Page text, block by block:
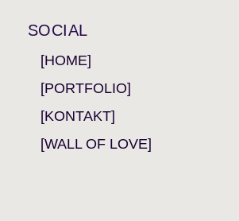
SOCIAL
[HOME]
[PORTFOLIO]
[KONTAKT]
[WALL OF LOVE]